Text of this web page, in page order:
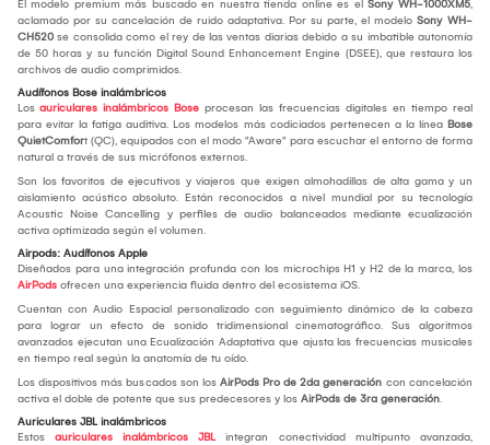
El modelo premium más buscado en nuestra tienda online es el Sony WH-1000XM5,
aclamado por su cancelación de ruido adaptativa. Por su parte, el modelo Sony WH-
CH520 se consolida como el rey de las ventas diarias debido a su imbatible autonomía
de 50 horas y su función Digital Sound Enhancement Engine (DSEE), que restaura los
archivos de audio comprimidos.
Audífonos Bose inalámbricos
Los auriculares inalámbricos Bose procesan las frecuencias digitales en tiempo real
para evitar la fatiga auditiva. Los modelos más codiciados pertenecen a la línea Bose
QuietComfort (QC), equipados con el modo "Aware" para escuchar el entorno de forma
natural a través de sus micrófonos externos.
Son los favoritos de ejecutivos y viajeros que exigen almohadillas de alta gama y un
aislamiento acústico absoluto. Están reconocidos a nivel mundial por su tecnología
Acoustic Noise Cancelling y perfiles de audio balanceados mediante ecualización
activa optimizada según el volumen.
Airpods: Audífonos Apple
Diseñados para una integración profunda con los microchips H1 y H2 de la marca, los
AirPods ofrecen una experiencia fluida dentro del ecosistema iOS.
Cuentan con Audio Espacial personalizado con seguimiento dinámico de la cabeza
para lograr un efecto de sonido tridimensional cinematográfico. Sus algoritmos
avanzados ejecutan una Ecualización Adaptativa que ajusta las frecuencias musicales
en tiempo real según la anatomía de tu oído.
Los dispositivos más buscados son los AirPods Pro de 2da generación con cancelación
activa el doble de potente que sus predecesores y los AirPods de 3ra generación.
Auriculares JBL inalámbricos
Estos auriculares inalámbricos JBLintegran conectividad multipunto avanzada,